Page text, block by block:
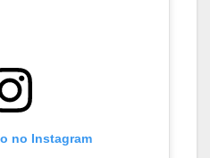
no Instagram